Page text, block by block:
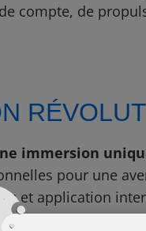
compte, de
immersion
pour une
et application